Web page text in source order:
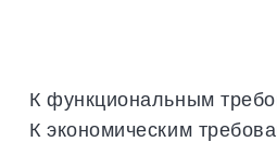
К функциональным
К экономическим